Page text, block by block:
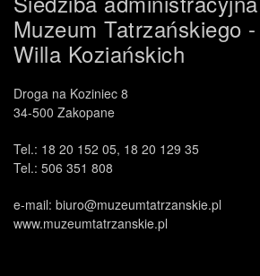
Muzeum Tatrzańskiego -
Willa Koziańskich
Droga na Koziniec 8
34-500 Zakopane
Tel.: 18 20 152 05, 18 20 129 35
Tel.: 506 351 808
e-mail: biuro@muzeumtatrzanskie.pl
www.muzeumtatrzanskie.pl